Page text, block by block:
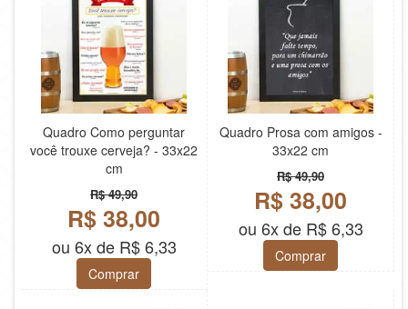
Quadro Como perguntar
você trouxe cerveja? - 33x22
cm
R$ 49,90
R$ 38,00
ou 6x de R$ 6,33
Comprar
Quadro Prosa com amigos -
33x22 cm
R$ 49,90
R$ 38,00
ou 6x de R$ 6,33
Comprar